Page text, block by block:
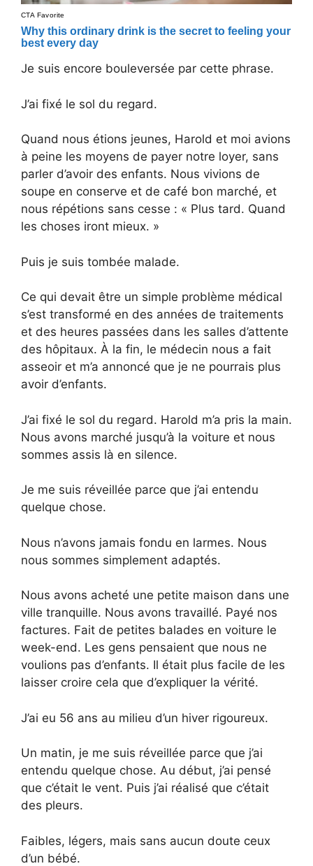
Je suis encore bouleversée par cette phrase.
J’ai fixé le sol du regard.
Quand nous étions jeunes, Harold et moi avions
à peine les moyens de payer notre loyer, sans
parler d’avoir des enfants. Nous vivions de
soupe en conserve et de café bon marché, et
nous répétions sans cesse : « Plus tard. Quand
les choses iront mieux. »
Puis je suis tombée malade.
Ce qui devait être un simple problème médical
s’est transformé en des années de traitements
et des heures passées dans les salles d’attente
des hôpitaux. À la fin, le médecin nous a fait
asseoir et m’a annoncé que je ne pourrais plus
avoir d’enfants.
J’ai fixé le sol du regard. Harold m’a pris la main.
Nous avons marché jusqu’à la voiture et nous
sommes assis là en silence.
Je me suis réveillée parce que j’ai entendu
quelque chose.
Nous n’avons jamais fondu en larmes. Nous
nous sommes simplement adaptés.
Nous avons acheté une petite maison dans une
ville tranquille. Nous avons travaillé. Payé nos
factures. Fait de petites balades en voiture le
week-end. Les gens pensaient que nous ne
voulions pas d’enfants. Il était plus facile de les
laisser croire cela que d’expliquer la vérité.
J’ai eu 56 ans au milieu d’un hiver rigoureux.
Un matin, je me suis réveillée parce que j’ai
entendu quelque chose. Au début, j’ai pensé
que c’était le vent. Puis j’ai réalisé que c’était
des pleurs.
Faibles, légers, mais sans aucun doute ceux
d’un bébé.